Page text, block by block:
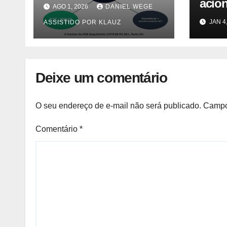
Contaminada
Prioridade A em
Campinas (CETESB
AGO 1, 2026 DANIEL WEGE
ASSISTIDO POR KLAUZ
Lutz
JAN
Deixe um comentário
O seu endereço de e-mail não será publicado.
Comentário *